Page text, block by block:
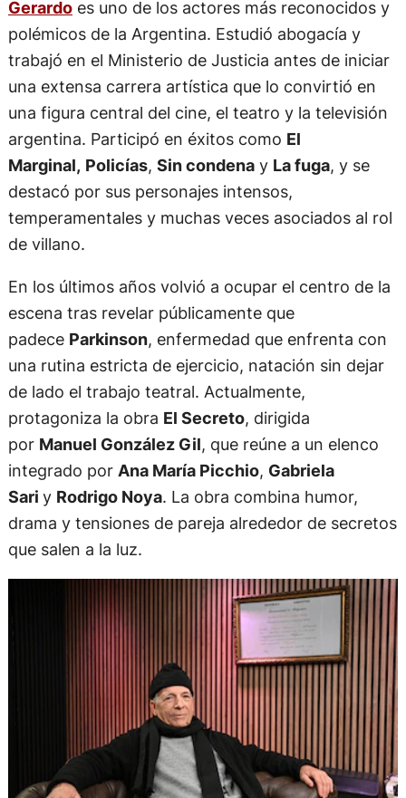
Gerardoes uno de los actores más reconocidos y
polémicos de la Argentina. Estudió abogacía y
trabajó en el Ministerio de Justicia antes de iniciar
una extensa carrera artística que lo convirtió en
una figura central del cine, el teatro y la televisión
argentina. Participó en éxitos como El
Marginal, Policías, Sin condenay La fuga, y se
destacó por sus personajes intensos,
temperamentales y muchas veces asociados al rol
de villano.
En los últimos años volvió a ocupar el centro de la
escena tras revelar públicamente que
padece Parkinson, enfermedad que enfrenta con
una rutina estricta de ejercicio, natación sin dejar
de lado el trabajo teatral. Actualmente,
protagoniza la obra El Secreto, dirigida
por Manuel González Gil, que reúne a un elenco
integrado por Ana María Picchio, Gabriela
Sari y Rodrigo Noya. La obra combina humor,
drama y tensiones de pareja alrededor de secretos
que salen a la luz.